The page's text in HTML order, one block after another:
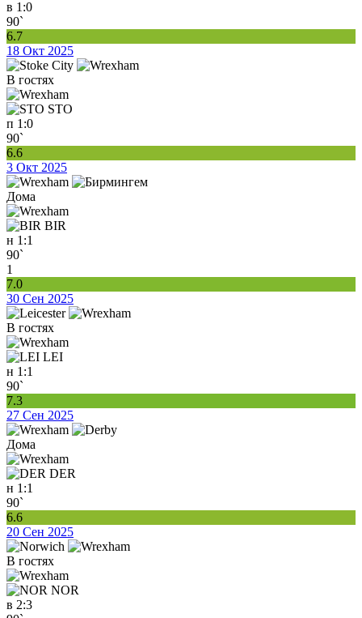
в 1:0
90`
6.7
18 Окт 2025
В гостях
STO
п 1:0
90`
6.6
3 Окт 2025
Дома
BIR
н 1:1
90`
1
7.0
30 Сен 2025
В гостях
LEI
н 1:1
90`
7.3
27 Сен 2025
Дома
DER
н 1:1
90`
6.6
20 Сен 2025
В гостях
NOR
в 2:3